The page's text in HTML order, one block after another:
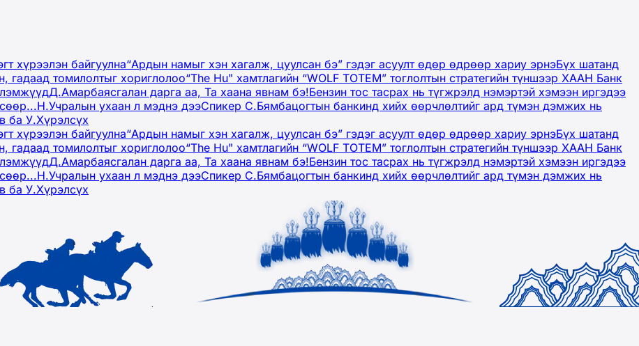
хүрээлэн байгуулна“Ардын намыг хэн хагалж, цуулсан бэ” гэдэг асуулт өдөр өдрөөр хариу эрнэБүх шатанд
гадаад томилолтыг хориглолоо“The Hu" хамтлагийн “WOLF TOTEM” тоглолтын стратегийн түншээр ХААН Банк
Д.Амарбаясгалан дарга аа, Та хаана явнам бэ!Бензин тос тасрах нь түгжрэлд нэмэртэй хэмээн иргэдээ
Н.Учралын ухаан л мэднэ дээСпикер С.Бямбацогтын банкинд хийх өөрчлөлтийг ард түмэн дэмжих нь
ба У.Хүрэлсүх
хүрээлэн байгуулна“Ардын намыг хэн хагалж, цуулсан бэ” гэдэг асуулт өдөр өдрөөр хариу эрнэБүх шатанд
гадаад томилолтыг хориглолоо“The Hu" хамтлагийн “WOLF TOTEM” тоглолтын стратегийн түншээр ХААН Банк
Д.Амарбаясгалан дарга аа, Та хаана явнам бэ!Бензин тос тасрах нь түгжрэлд нэмэртэй хэмээн иргэдээ
Н.Учралын ухаан л мэднэ дээСпикер С.Бямбацогтын банкинд хийх өөрчлөлтийг ард түмэн дэмжих нь
ба У.Хүрэлсүх